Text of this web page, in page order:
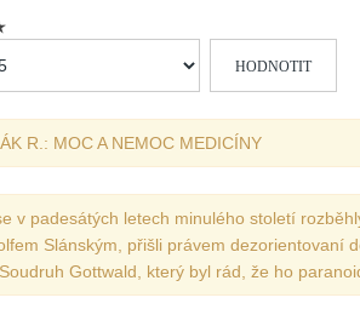
R.: MOC A NEMOC MEDICÍNY
v padesátých letech minulého století
Slánským, přišli právem dezorientovaní
Gottwald, který byl rád, že ho